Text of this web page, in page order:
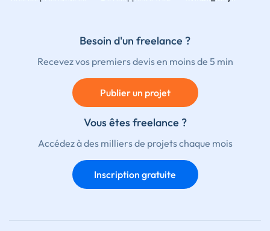
Besoin d'un freelance ?
Recevez vos premiers devis en moins de 5 min
Publier un projet
Vous êtes freelance ?
Accédez à des milliers de projets chaque mois
Inscription gratuite